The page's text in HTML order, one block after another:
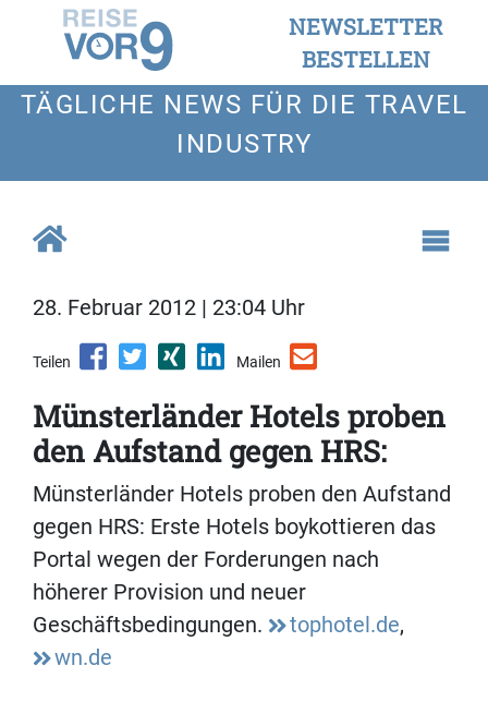
NEWSLETTER
BESTELLEN
TÄGLICHE NEWS FÜR DIE TRAVEL
INDUSTRY
28. Februar 2012 | 23:04 Uhr
Teilen Mailen
Münsterländer Hotels proben
den Aufstand gegen HRS:
Münsterländer Hotels proben den Aufstand
gegen HRS: Erste Hotels boykottieren das
Portal wegen der Forderungen nach
höherer Provision und neuer
Geschäftsbedingungen.
tophotel.de,
wn.de